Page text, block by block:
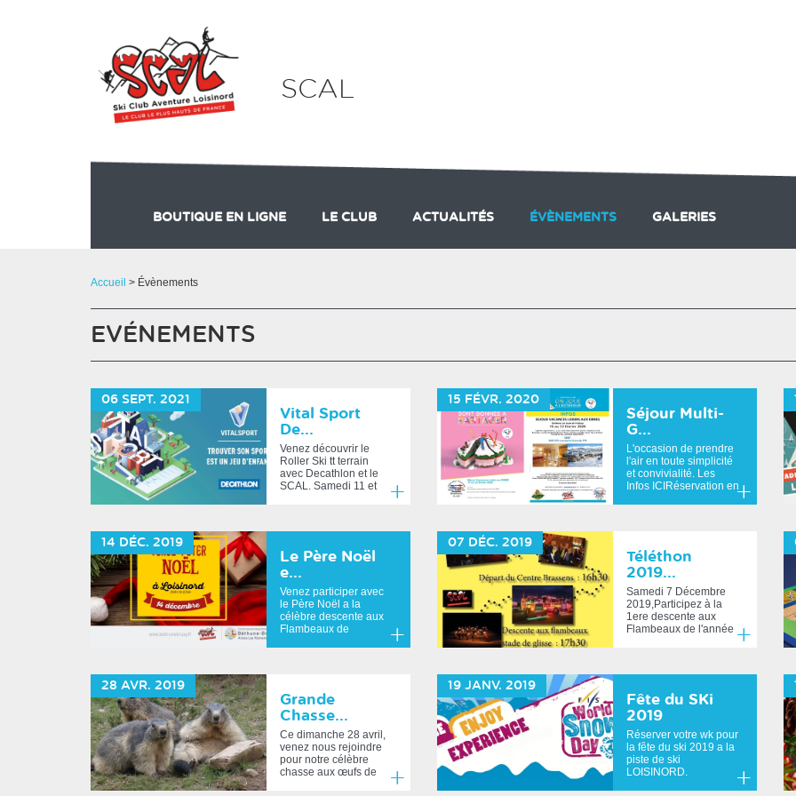
SCAL
BOUTIQUE EN LIGNE LE CLUB ACTUALITÉS ÉVÈNEMENTS GALERIES
Accueil > Évènements
EVÉNEMENTS
06 SEPT. 2021
Vital Sport
De...
Venez découvrir le
Roller Ski tt terrain
avec Decathlon et le
SCAL. Samedi 11 et
savoir
15 FÉVR. 2020
Séjour Multi-
G...
L'occasion de prendre
l'air en toute simplicité
et convivialité. Les
Infos ICIRéservation en
14 DÉC. 2019
Le Père Noël
e...
Venez participer avec
le Père Noël a la
célèbre descente aux
Flambeaux de
07 DÉC. 2019
Téléthon
2019...
Samedi 7 Décembre
2019,Participez à la
1ere descente aux
Flambeaux de l'année
savoir
28 AVR. 2019
Grande
Chasse...
Ce dimanche 28 avril,
venez nous rejoindre
pour notre célèbre
chasse aux œufs de
19 JANV. 2019
Fête du SKi
2019
Réserver votre wk pour
la fête du ski 2019 a la
piste de ski
LOISINORD.